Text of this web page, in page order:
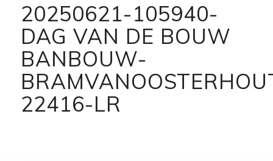
20250621-105940-
DAG VAN DE BOUW
BANBOUW-
22416-LR